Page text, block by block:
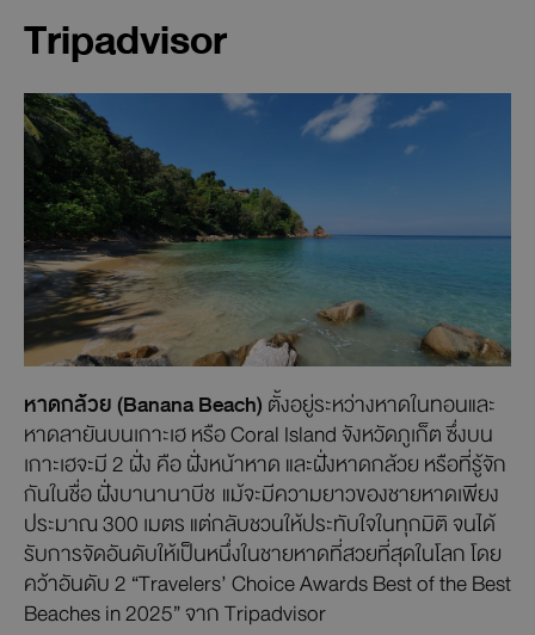
Tripadvisor
หาดกล้วย (Banana Beach) ตั้งอยู่ระหว่างหาดในทอนและ
หาดลายันบนเกาะเฮ หรือ Coral Island จังหวัดภูเก็ต ซึ่งบน
เกาะเฮจะมี 2 ฝั่ง คือ ฝั่งหน้าหาด และฝั่งหาดกล้วย หรือที่รู้จัก
กันในชื่อ ฝั่งบานานาบีช แม้จะมีความยาวของชายหาดเพียง
ประมาณ 300 เมตร แต่กลับชวนให้ประทับใจในทุกมิติ จนได้
รับการจัดอันดับให้เป็นหนึ่งในชายหาดที่สวยที่สุดในโลก โดย
คว้าอันดับ 2 “Travelers’ Choice Awards Best of the Best
Beaches in 2025” จาก Tripadvisor